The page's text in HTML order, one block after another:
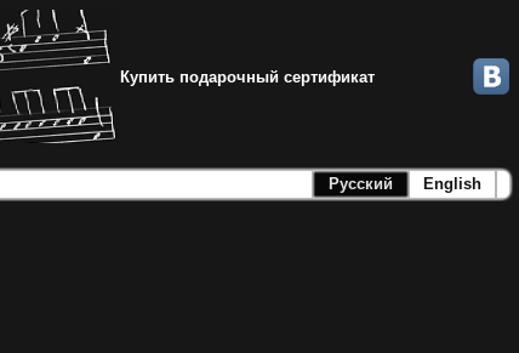
Купить подарочный сертификат
Русский English